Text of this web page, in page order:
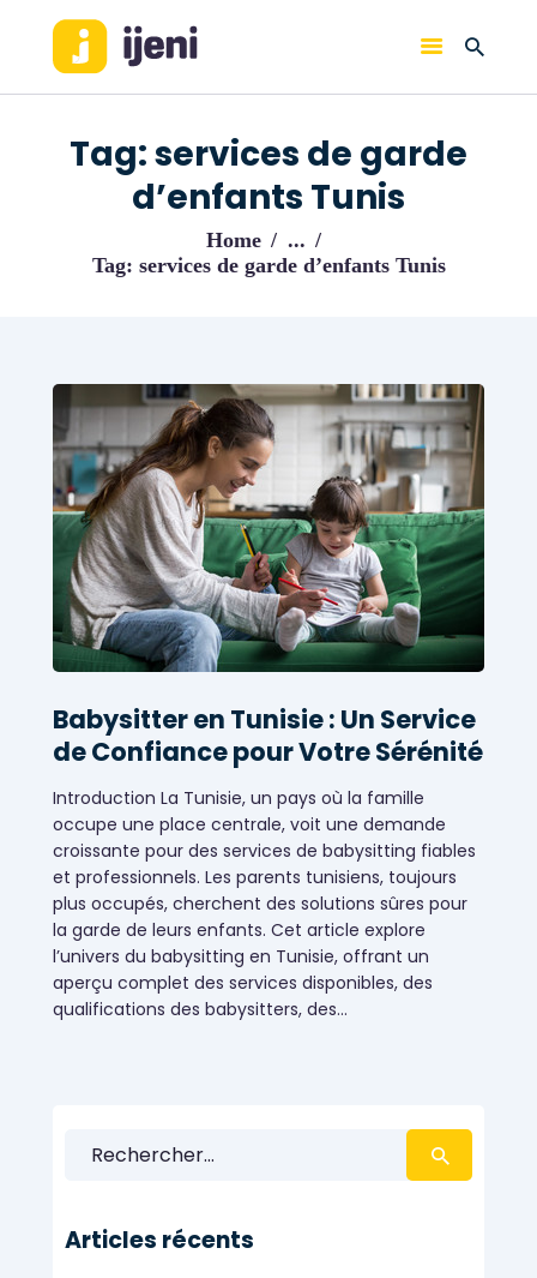
Tag: services de garde
d’enfants Tunis
Home
...
Tag: services de garde d’enfants Tunis
ACCUEIL
BLOG
baby sitting
Babysitter en Tunisie : Un Service
de Confiance pour Votre Sérénité
Introduction La Tunisie, un pays où la famille
occupe une place centrale, voit une demande
croissante pour des services de babysitting fiables
et professionnels. Les parents tunisiens, toujours
plus occupés, cherchent des solutions sûres pour
la garde de leurs enfants. Cet article explore
l’univers du babysitting en Tunisie, offrant un
aperçu complet des services disponibles, des
qualifications des babysitters, des…
Rechercher :
Articles récents